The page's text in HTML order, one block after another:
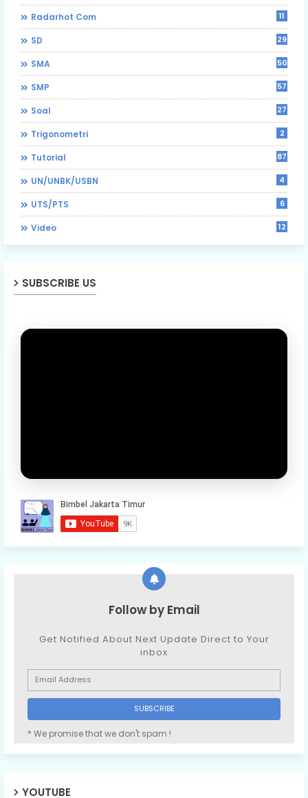
Radarhot Com 11
SD 29
SMA 50
SMP 57
Soal 27
Trigonometri 2
Tutorial 87
UN/UNBK/USBN 4
UTS/PTS 6
Video 12
SUBSCRIBE US
Follow by Email
Get Notified About Next Update Direct to Your
inbox
* We promise that we don't spam !
YOUTUBE